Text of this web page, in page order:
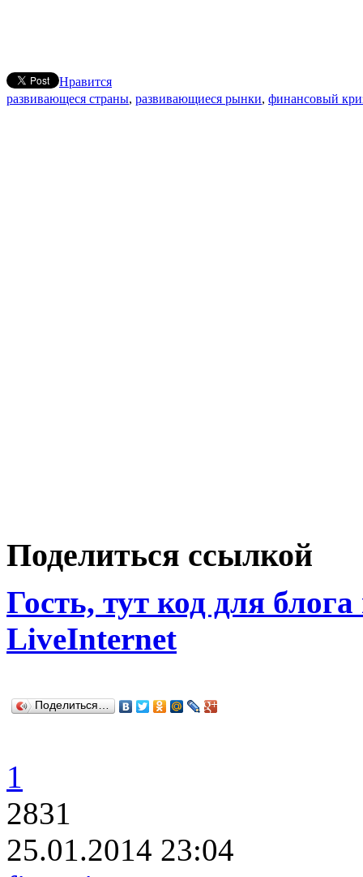
Нравится
развивающеся страны, развивающиеся рынки, финансовый
Поделиться ссылкой
Гость, тут код для
LiveInternet
Поделиться…
1
2831
25.01.2014 23:04